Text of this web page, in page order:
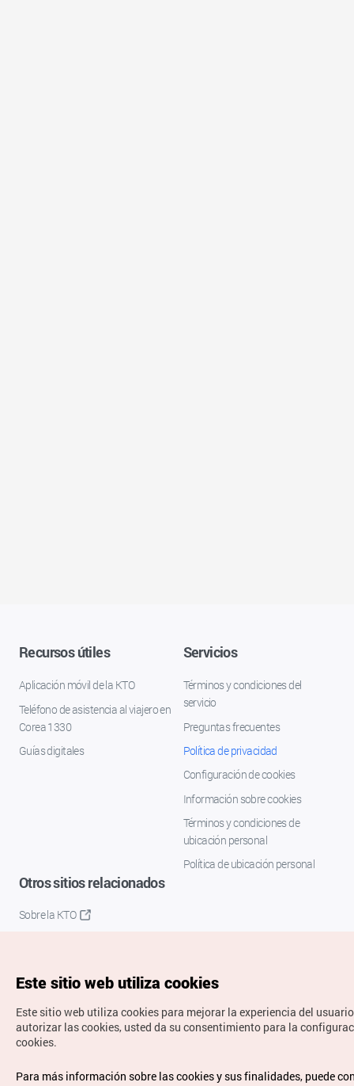
Recursos útiles
Aplicación móvil de la KTO
Teléfono de asistencia al viajero en
Corea 1330
Guías digitales
Servicios
Términos y condiciones del
servicio
Preguntas frecuentes
Política de privacidad
Configuración de cookies
Información sobre cookies
Términos y condiciones de
ubicación personal
Política de ubicación personal
Otros sitios relacionados
Sobre la KTO
Copyrights © Organización de Turismo de Corea. Todos los
Este sitio web utiliza cookies
Este sitio web utiliza cookies para mejorar la experiencia del
autorizar las cookies, usted da su consentimiento para la
cookies.
Para más información sobre las cookies y sus finalidades, puede